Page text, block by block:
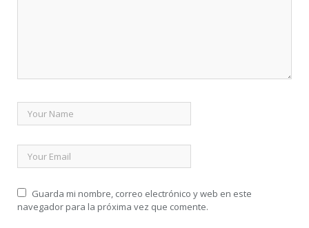
Guarda mi nombre, correo electrónico y web en este
navegador para la próxima vez que comente.